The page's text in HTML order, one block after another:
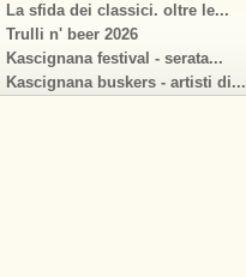
La sfida dei classici. oltre le...
Trulli n' beer 2026
Kascignana festival - serata...
Kascignana buskers - artisti di...